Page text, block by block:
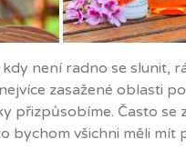
není radno se
zasažené oblasti
Často se
bychom všichni měli mít